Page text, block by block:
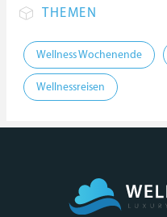
THEMEN
Wellness Wochenende
Wellnessreisen